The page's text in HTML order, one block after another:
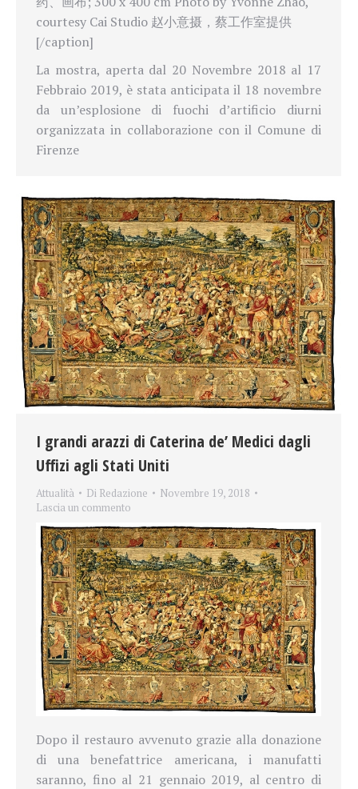
courtesy Cai Studio 赵小意摄，蔡工作室提供
[/caption]
La mostra, aperta dal 20 Novembre 2018 al 17
Febbraio 2019, è stata anticipata il 18 novembre
da un’esplosione di fuochi d’artificio diurni
organizzata in collaborazione con il Comune di
Firenze
I grandi arazzi di Caterina de’ Medici dagli
Uffizi agli Stati Uniti
Attualità Di Redazione
Novembre 19, 2018
Lascia un commento
Dopo il restauro avvenuto grazie alla donazione
di una benefattrice americana, i manufatti
saranno, fino al 21 gennaio 2019, al centro di